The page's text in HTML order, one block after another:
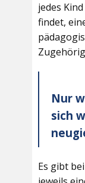
jedes
findet,
Nur
sich
Es gibt